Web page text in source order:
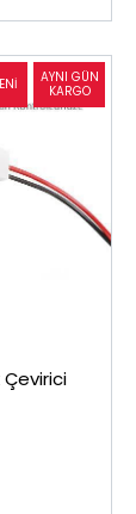
Çevirici